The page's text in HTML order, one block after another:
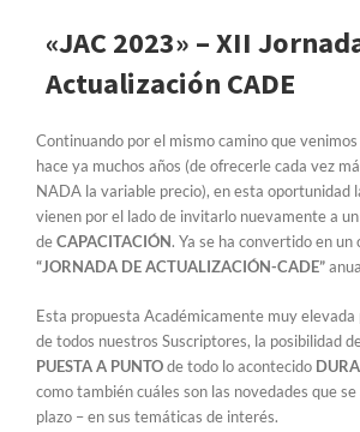
«JAC 2023» – XII
Actualización CADE
Continuando por el mismo camino que
hace ya muchos años (de ofrecerle cada vez
NADA la variable precio), en esta oportunidad
vienen por el lado de invitarlo nuevamente a
deCAPACITACIÓN. Ya se ha convertido en un
“JORNADA DE ACTUALIZACIÓN-CADE”
Esta propuesta Académicamente muy elevada
de todos nuestros Suscriptores, la posibilidad
PUESTA A PUNTOde todo lo acontecido
como también cuáles son las novedades que
plazo – en sus temáticas de interés.